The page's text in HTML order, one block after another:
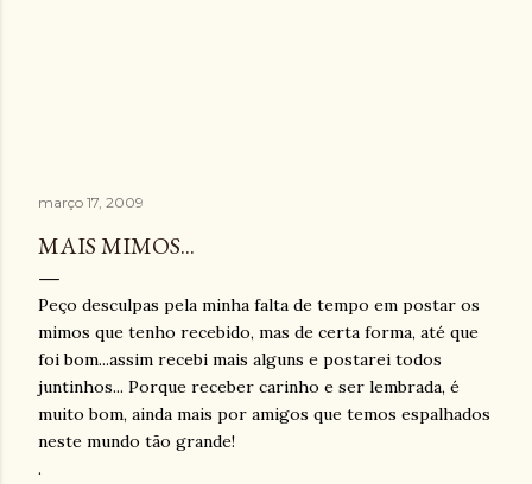
março 17, 2009
MAIS MIMOS...
Peço desculpas pela minha falta de tempo em postar os
mimos que tenho recebido, mas de certa forma, até que
foi bom...assim recebi mais alguns e postarei todos
juntinhos... Porque receber carinho e ser lembrada, é
muito bom, ainda mais por amigos que temos espalhados
neste mundo tão grande!
.